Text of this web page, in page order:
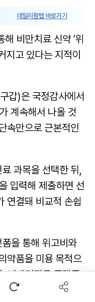
데일리팜맵 바로가기
비만치료 신약 '위
지고 있다는 지적이
갑)은 국정감사에서
계속해서 나올 것
속만으로 근본적인
과목을 선택한 뒤,
입력해 제출하면 선
연결돼 비교적 손쉽
을 통해 위고비와
약품을 미용 목적으
비대면진료 플랫폼
어트약을 쉽게 구